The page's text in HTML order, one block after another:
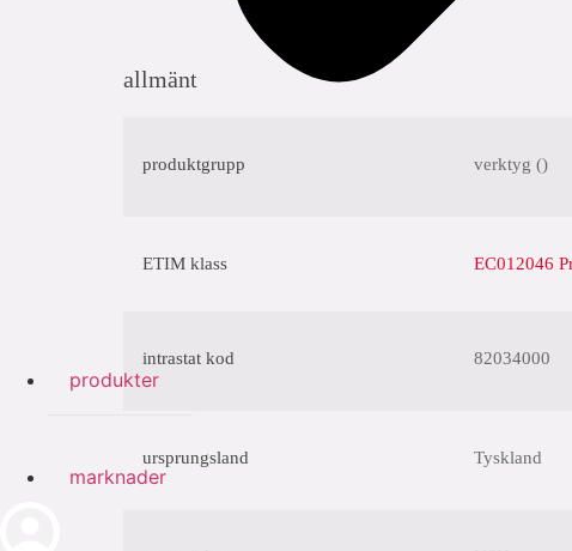
produkter
marknader
allmänt
produktgrupp verktyg ()
ETIM klass EC012046
intrastat kod 82034000
ursprungsland Tyskland